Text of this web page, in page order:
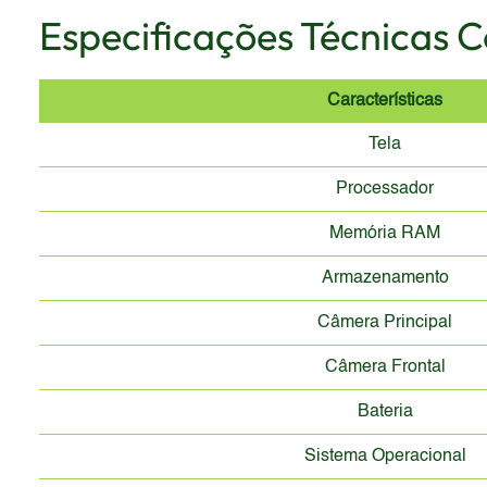
Especificações Técnicas
Características
Tela
Processador
Memória RAM
Armazenamento
Câmera Principal
Câmera Frontal
Bateria
Sistema Operacional